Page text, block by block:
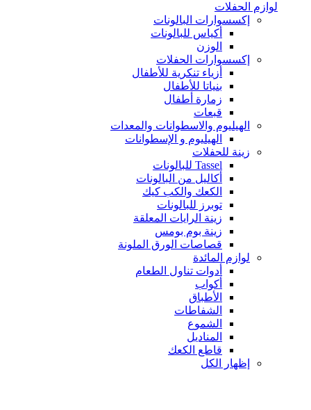
لوازم الحفلات
إكسسوارات البالونات
أكياس للبالونات
الوزن
إكسسوارات الحفلات
أزياء تنكرية للأطفال
بنياتا للأطفال
زمارة أطفال
قبعات
الهيليوم والاسطوانات والمعدات
الهيليوم و الإسطوانات
زينة للحفلات
Tassel للبالونات
أكاليل من البالونات
الكعك والكب كيك
توبرز للبالونات
زينة الرايات المعلقة
زينة بوم بومس
قصاصات الورق الملونة
لوازم المائدة
أدوات تناول الطعام
أكواب
الأطباق
الشفاطات
الشموع
المناديل
قاطع الكعك
إظهار الكل